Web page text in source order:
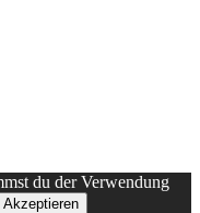
du der Verwendung
Akzeptieren